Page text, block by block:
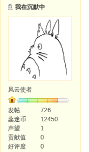
我在沉默中
风云使者
发帖
726
蕊迷币
12450
声望
1
贡献值
0
好评度
0